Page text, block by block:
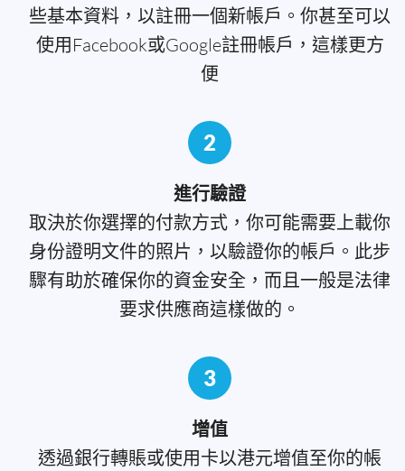
些基本資料，以註冊一個新帳戶。你甚至可以
使用Facebook或Google註冊帳戶，這樣更方
便
2
進行驗證
取決於你選擇的付款方式，你可能需要上載你
身份證明文件的照片，以驗證你的帳戶。此步
驟有助於確保你的資金安全，而且一般是法律
要求供應商這樣做的。
3
增值
透過銀行轉賬或使用卡以港元增值至你的帳